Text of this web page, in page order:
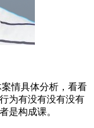
情具体分析，看看
为有没有没有没有
是构成课。